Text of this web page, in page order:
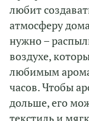
любит
атмосферу
нужно –
воздухе,
любимым
часов. Чтобы
дольше, его
текстиль и